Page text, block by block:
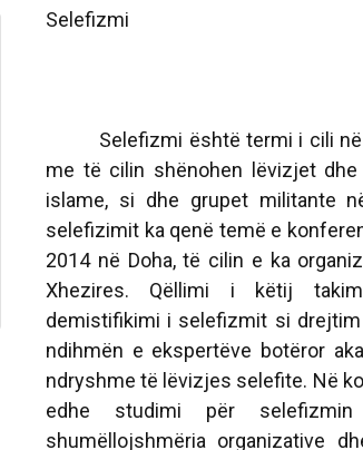
Selefizmi
Selefizmi është termi i cili në
me të cilin shënohen lëvizjet
islame, si dhe grupet militante
selefizimit ka qenë temë e
2014 në Doha, të cilin e ka
Xhezires. Qëllimi i këtij
demistifikimi i selefizmit si
ndihmën e ekspertëve botëror
ndryshme të lëvizjes selefite. Në
edhe studimi për
shumëllojshmëria organizative